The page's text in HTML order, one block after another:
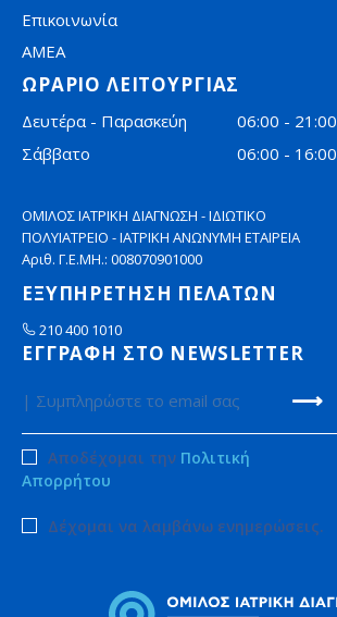
Επικοινωνία
AMEA
ΩΡΑΡΙΟ ΛΕΙΤΟΥΡΓΙΑΣ
Δευτέρα - Παρασκεύη
06:00 - 21:00
Σάββατο
06:00 - 16:00
ΟΜΙΛΟΣ ΙΑΤΡΙΚΗ ΔΙΑΓΝΩΣΗ - ΙΔΙΩΤΙΚΟ
ΠΟΛΥΙΑΤΡΕΙΟ - ΙΑΤΡΙΚΗ ΑΝΩΝΥΜΗ ΕΤΑΙΡΕΙΑ
Αριθ. Γ.Ε.ΜΗ.: 008070901000
ΕΞΥΠΗΡΕΤΗΣΗ ΠΕΛΑΤΩΝ
210 400 1010
ΕΓΓΡΑΦΗ ΣΤΟ NEWSLETTER
Αποδέχομαι την Πολιτική
Απορρήτου
Δέχομαι να λαμβάνω ενημερώσεις.